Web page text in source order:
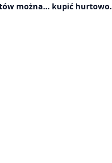
można… kupić hurtowo.